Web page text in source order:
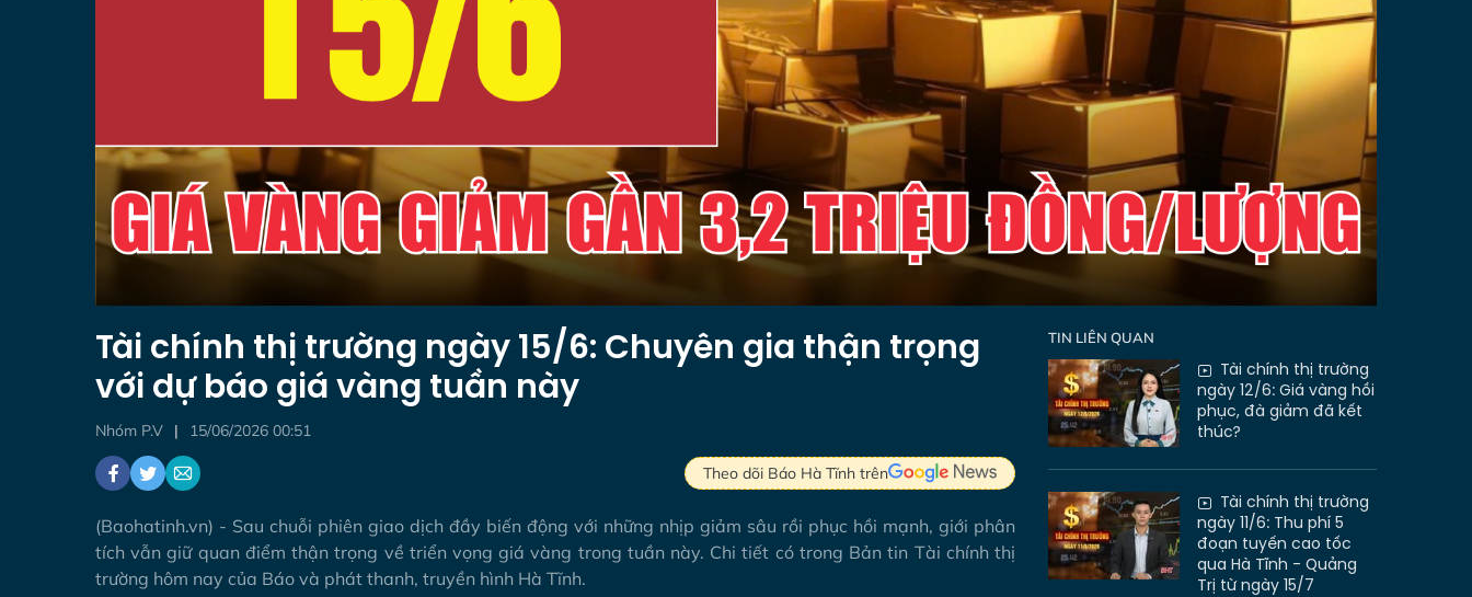
Video
Tài chính thị trường ngày 15/6: Chuyên gia thận trọng
với dự báo giá vàng tuần này
Nhóm P.V 15/06/2026 00:51
Theo dõi Báo Hà Tĩnh trên
(Baohatinh.vn) - Sau chuỗi phiên giao dịch đầy biến động với những nhịp giảm sâu rồi phục hồi mạnh, giới phân
tích vẫn giữ quan điểm thận trọng về triển vọng giá vàng trong tuần này. Chi tiết có trong Bản tin Tài chính thị
trường hôm nay của Báo và phát thanh, truyền hình Hà Tĩnh.
TIN LIÊN QUAN
Tài chính thị trường
ngày 12/6: Giá vàng hồi
phục, đà giảm đã kết
thúc?
Tài chính thị trường
ngày 11/6: Thu phí 5
đoạn tuyến cao tốc
qua Hà Tĩnh - Quảng
Trị từ ngày 15/7